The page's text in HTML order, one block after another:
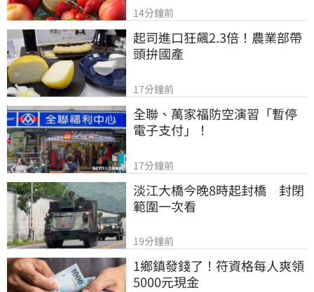
14分鐘前
起司進口狂飆2.3倍！農業部帶
頭拚國產
17分鐘前
全聯、萬家福防空演習「暫停
電子支付」！
17分鐘前
淡江大橋今晚8時起封橋　封閉
範圍一次看
19分鐘前
1鄉鎮發錢了！符資格每人爽領
5000元現金